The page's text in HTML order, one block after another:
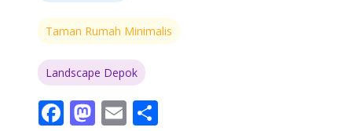
Taman Rumah Minimalis
Landscape Depok
F M E S